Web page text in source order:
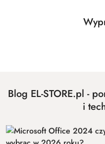
Pomiń karuzelę
Blog EL-STORE.pl -
i